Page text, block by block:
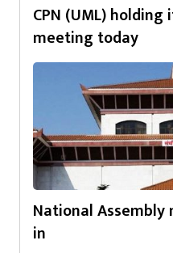
CPN (UML)
meeting today
National
in